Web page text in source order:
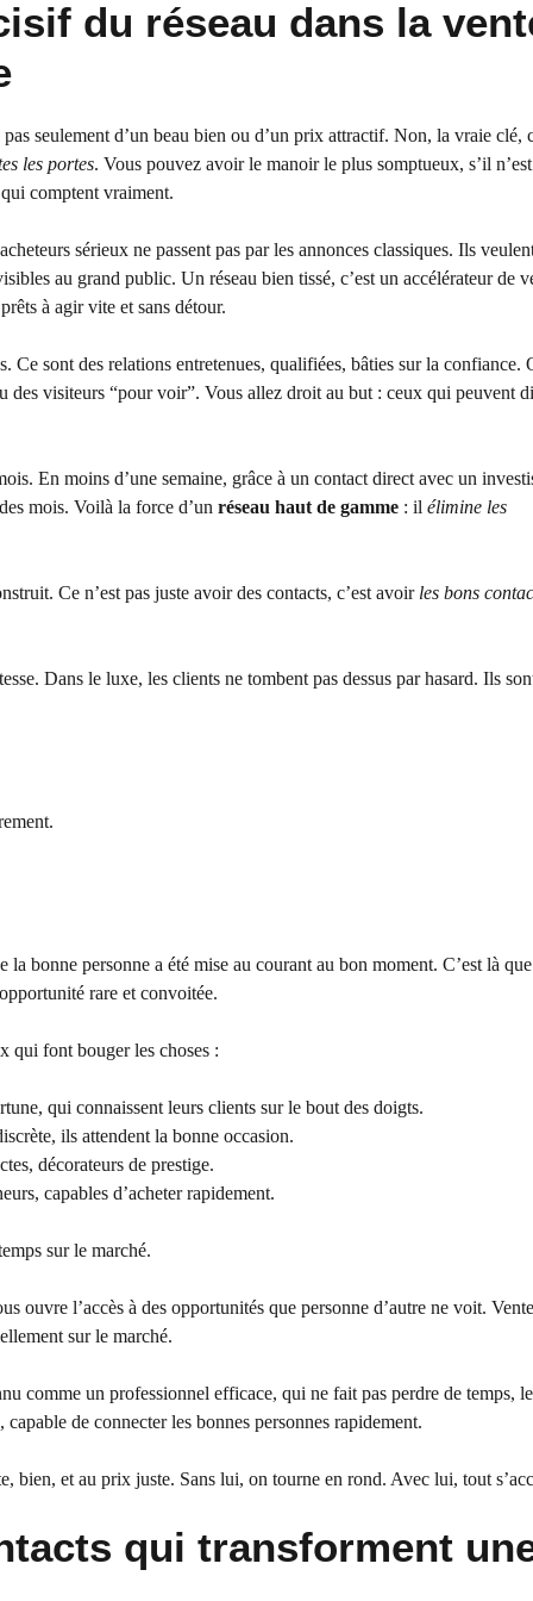
du réseau dans la
seulement d’un beau bien ou d’un prix attractif. Non, la vraie clé,
les portes. Vous pouvez avoir le manoir le plus somptueux, s’il
comptent vraiment.
sérieux ne passent pas par les annonces classiques. Ils
au grand public. Un réseau bien tissé, c’est un accélérateur de
à agir vite et sans détour.
Ce sont des relations entretenues, qualifiées, bâties sur la confiance.
des visiteurs “pour voir”. Vous allez droit au but : ceux qui peuvent
En moins d’une semaine, grâce à un contact direct avec un
mois. Voilà la force d’un réseau haut de gamme : il élimine les
Ce n’est pas juste avoir des contacts, c’est avoir les bons
Dans le luxe, les clients ne tombent pas dessus par hasard. Ils
bonne personne a été mise au courant au bon moment. C’est là
rare et convoitée.
qui font bouger les choses :
qui connaissent leurs clients sur le bout des doigts.
ils attendent la bonne occasion.
décorateurs de prestige.
capables d’acheter rapidement.
sur le marché.
ouvre l’accès à des opportunités que personne d’autre ne voit.
sur le marché.
comme un professionnel efficace, qui ne fait pas perdre de temps,
de connecter les bonnes personnes rapidement.
bien, et au prix juste. Sans lui, on tourne en rond. Avec lui, tout
qui transforment